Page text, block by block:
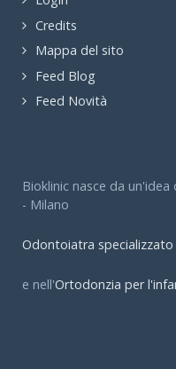
Credits
Mappa del sito
Feed Blog
Feed Novità
Bioklinic nasce da
- Milano
Odontoiatra
e nell'Ortodonzia per